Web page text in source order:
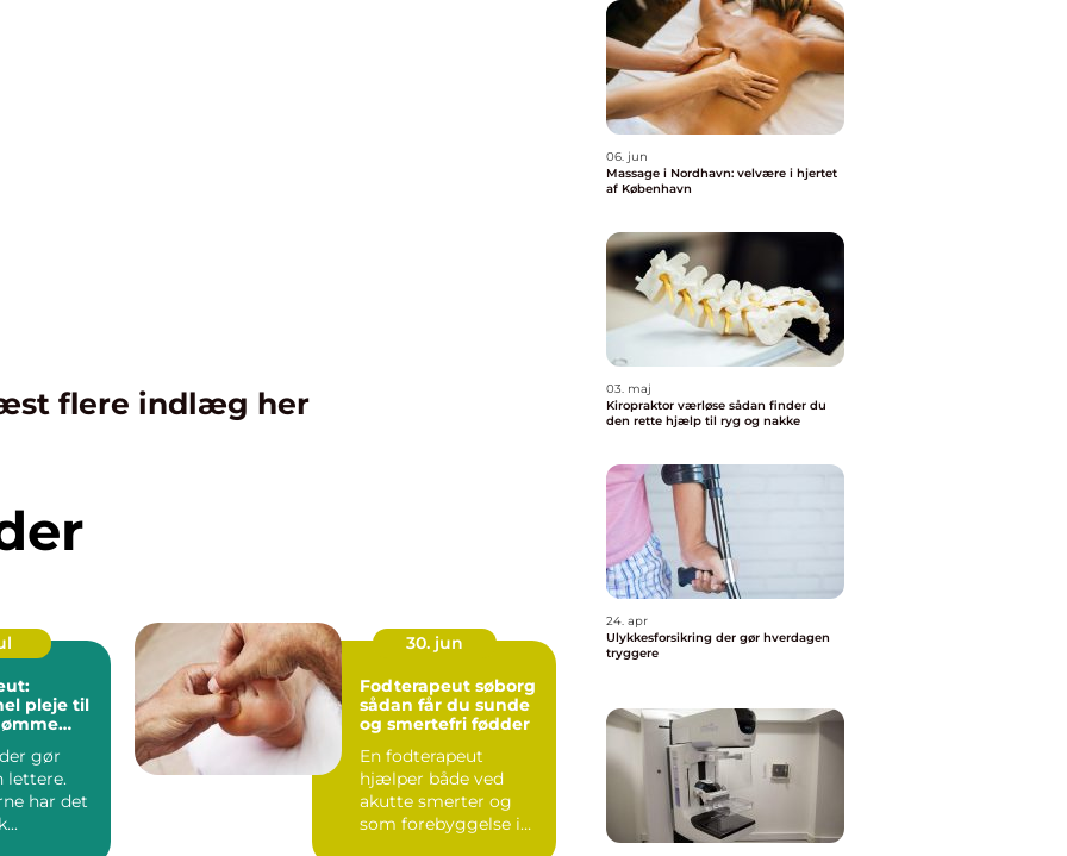
flere indlæg her
pleje til
gør
lettere.
har det
30. jun
Fodterapeut søborg
sådan får du sunde
og smertefri fødder
En fodterapeut
hjælper både ved
akutte smerter og
som forebyggelse i
06. jun
Massage i Nordhavn: velvære i hjertet
af København
03. maj
Kiropraktor værløse sådan finder du
den rette hjælp til ryg og nakke
24. apr
Ulykkesforsikring der gør hverdagen
tryggere